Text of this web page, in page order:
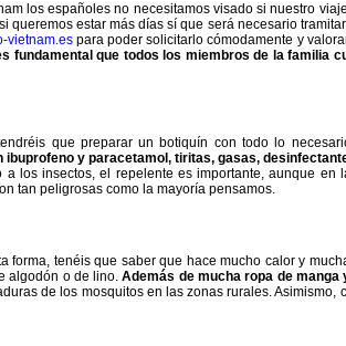
los españoles no necesitamos visado si nuestro
estar más días sí que será necesario
vietnam.es para poder solicitarlo cómodamente y
fundamental que todos los miembros de la familia
que preparar un botiquín con todo lo
y paracetamol, tiritas, gasas,
los insectos, el repelente es importante, aunque en
tan peligrosas como la mayoría pensamos.
tenéis que saber que hace mucho calor y
algodón o de lino.Además de mucha ropa de
de los mosquitos en las zonas rurales. Asimismo,